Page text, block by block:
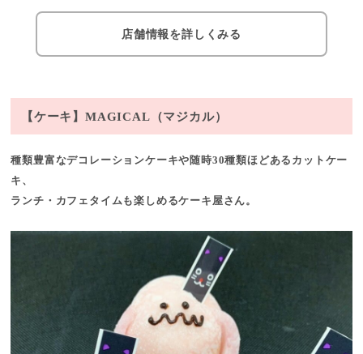
店舗情報を詳しくみる
【ケーキ】MAGICAL（マジカル）
種類豊富なデコレーションケーキや随時30種類ほどあるカットケー
キ、
ランチ・カフェタイムも楽しめるケーキ屋さん。